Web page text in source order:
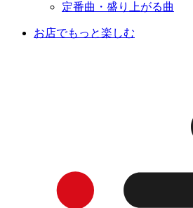
定番曲・盛り上がる曲
お店でもっと楽しむ